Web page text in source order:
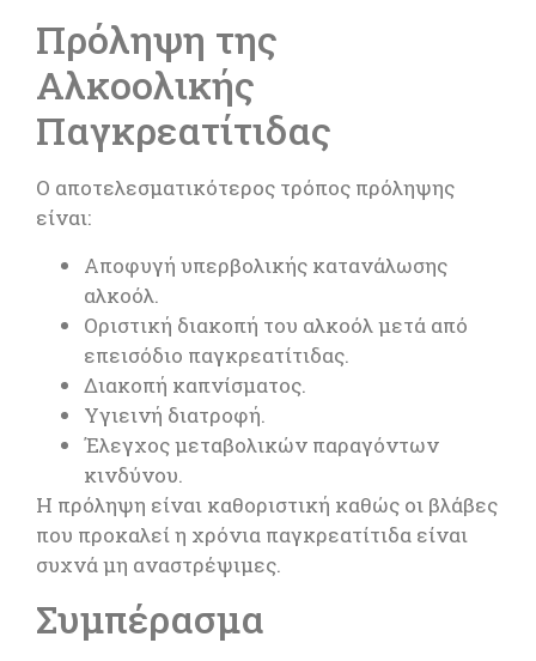
Πρόληψη της
Αλκοολικής
Παγκρεατίτιδας
Ο αποτελεσματικότερος τρόπος πρόληψης
είναι:
Αποφυγή υπερβολικής κατανάλωσης
αλκοόλ.
Οριστική διακοπή του αλκοόλ μετά από
επεισόδιο παγκρεατίτιδας.
Διακοπή καπνίσματος.
Υγιεινή διατροφή.
Έλεγχος μεταβολικών παραγόντων
κινδύνου.
Η πρόληψη είναι καθοριστική καθώς οι βλάβες
που προκαλεί η χρόνια παγκρεατίτιδα είναι
συχνά μη αναστρέψιμες.
Συμπέρασμα